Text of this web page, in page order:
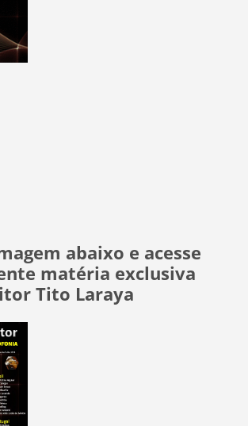
abaixo e acesse
matéria exclusiva
Tito Laraya